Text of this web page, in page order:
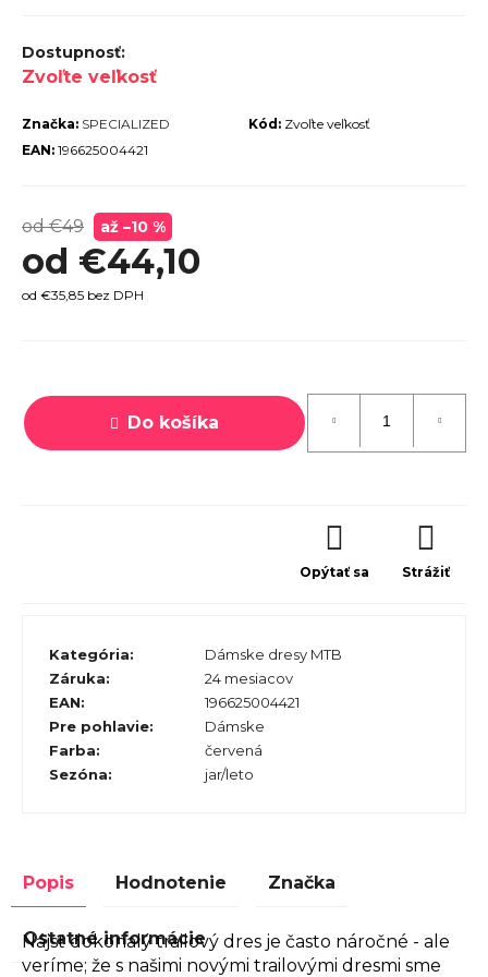
Zvoľte veľkosť
Kód: Zvoľte veľkosť
Značka: SPECIALIZED
EAN: 196625004421
od €49 až –10 %
od €44,10
od €35,85 bez DPH
cena:
Do košíka
Kategória:
Dámske dresy MTB
Záruka:
24 mesiacov
EAN:
196625004421
Pre pohlavie:
Dámske
Farba:
červená
Sezóna: jar/leto
Opýtať sa Strážiť
Popis Hodnotenie Značka
Ostatné informácie
Nájsť dokonalý trailový dres je často náročné - ale
veríme; že s našimi novými trailovými dresmi sme
ú
č
a
m
2026
€979